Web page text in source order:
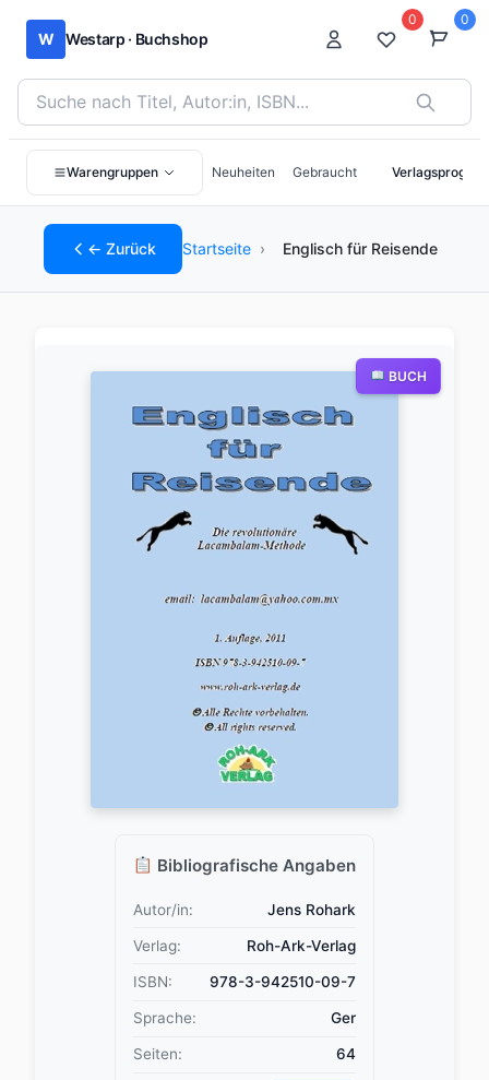
W Westarp · Buchshop
Bücher suchen nach Titel, Autor:in oder ISBN
0 0
Warengruppen Neuheiten Gebraucht
← Zurück Startseite › Englisch für Reisende
Bibliografische Angaben
Autor/in: Jens Rohark
Verlag: Roh-Ark-Verlag
ISBN: 978-3-942510-09-7
Sprache: Ger
Seiten: 64
BUCH